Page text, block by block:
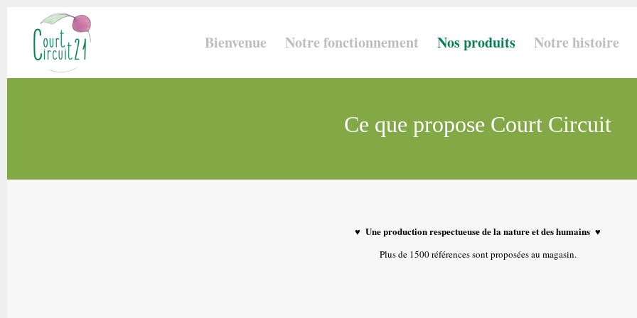
Bienvenue Notre fonctionnement Nos produits Notre histoire
Ce que propose Court Circuit
♥ Une production respectueuse de la nature et des humains ♥
Plus de 1500 références sont proposées au magasin.